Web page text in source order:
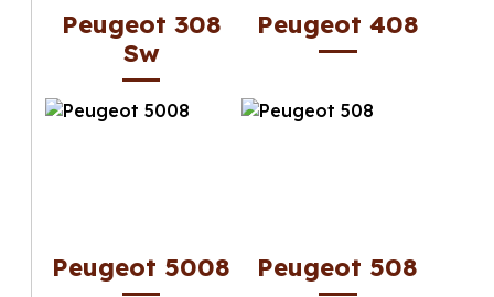
Peugeot 308
Sw
Peugeot 408
Peugeot 5008 Peugeot 508